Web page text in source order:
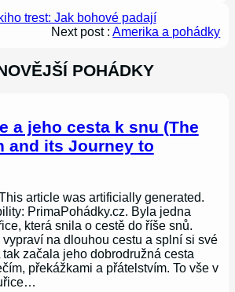
trest: Jak bohové padají
Next post :Amerika a pohádky
POHÁDKY
a jeho cesta k snu (The
and its Journey to
article was artificially generated.
PrimaPohádky.cz. Byla jedna
která snila o cestě do říše snů.
na dlouhou cestu a splní si své
začala jeho dobrodružná cesta
překážkami a přátelstvím. To vše v